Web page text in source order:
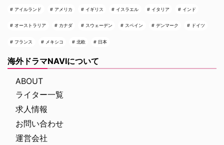
アイルランド アメリカ イギリス イスラエル イタリア インド
オーストラリア カナダ スウェーデン スペイン デンマーク ドイツ
フランス メキシコ 北欧 日本
海外ドラマNAVIについて
ABOUT
ライター一覧
求人情報
お問い合わせ
運営会社